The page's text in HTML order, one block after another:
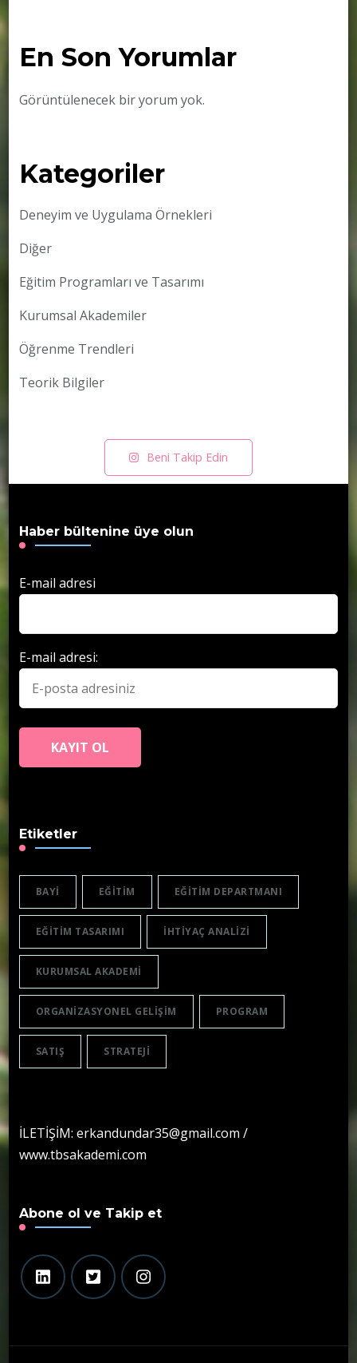
En Son Yorumlar
Görüntülenecek bir yorum yok.
Kategoriler
Deneyim ve Uygulama Örnekleri
Diğer
Eğitim Programları ve Tasarımı
Kurumsal Akademiler
Öğrenme Trendleri
Teorik Bilgiler
Beni Takip Edin
Haber bültenine üye olun
E-mail adresi
E-mail adresi:
Etiketler
BAYI EĞITIM EĞITIM DEPARTMANI
EĞITIM TASARIMI IHTIYAÇ ANALIZI
KURUMSAL AKADEMI
ORGANIZASYONEL GELIŞIM PROGRAM
SATIŞ STRATEJI
İLETİŞİM: erkandundar35@gmail.com /
www.tbsakademi.com
Abone ol ve Takip et